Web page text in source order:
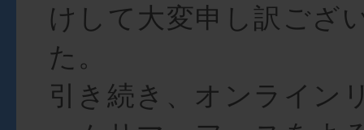
けして大変申し訳ござ
た。
引き続き、オンライン